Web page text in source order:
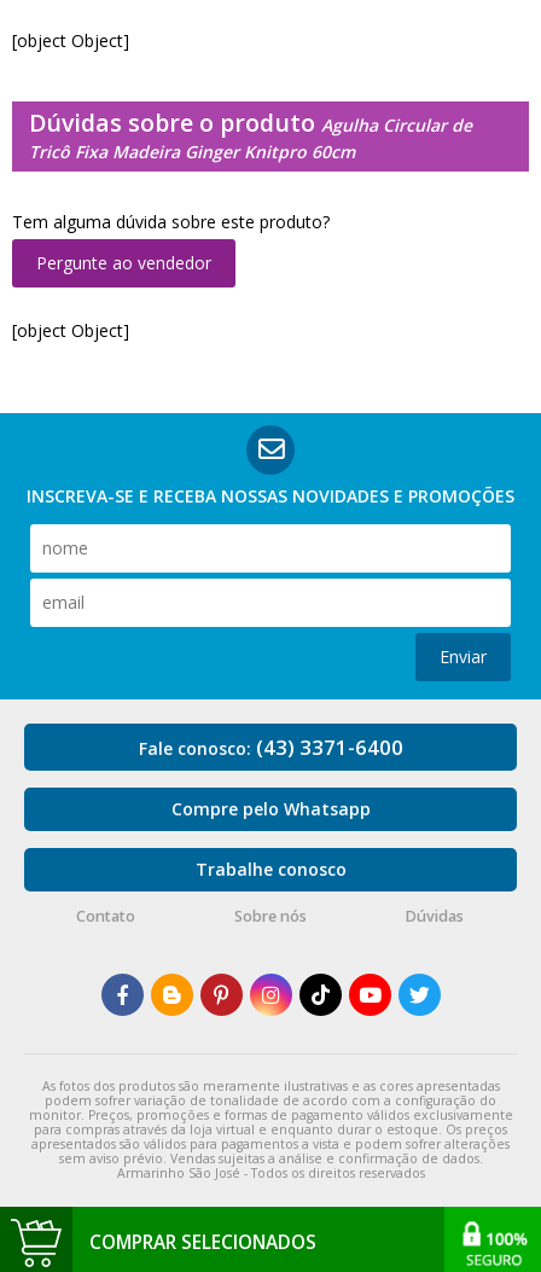
COMPRAR SELECIONADOS
[object Object]
Dúvidas sobre o produto Agulha Circular de
Tricô Fixa Madeira Ginger Knitpro 60cm
Tem alguma dúvida sobre este produto?
Pergunte ao vendedor
[object Object]
INSCREVA-SE E RECEBA NOSSAS NOVIDADES E PROMOÇÕES
Enviar
Fale conosco: (43) 3371-6400
Compre pelo Whatsapp
Trabalhe conosco
Contato Sobre nós Dúvidas
As fotos dos produtos são meramente ilustrativas e as cores apresentadas
podem sofrer variação de tonalidade de acordo com a configuração do
monitor. Preços, promoções e formas de pagamento válidos exclusivamente
para compras através da loja virtual e enquanto durar o estoque. Os preços
apresentados são válidos para pagamentos a vista e podem sofrer alterações
sem aviso prévio. Vendas sujeitas a análise e confirmação de dados.
Armarinho São José - Todos os direitos reservados